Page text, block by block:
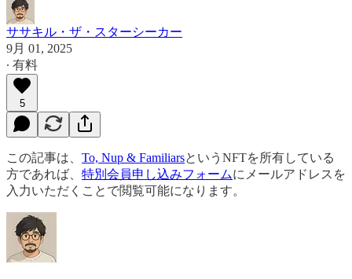
ササキル・ザ・スターシーカー
9月 01, 2025
∙ 有料
5
この記事は、 To, Nup & FamiliarsというNFTを所有している
方であれば、 特別会員申し込みフォームにメールアドレスを
入力いただくことで閲覧可能になります。